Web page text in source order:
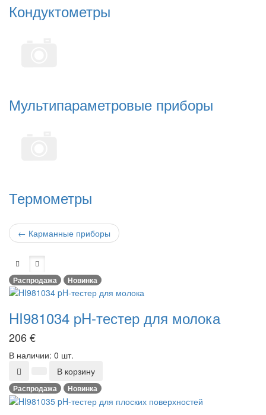
Кондуктометры
Мультипараметровые приборы
Термометры
← Карманные приборы
Распродажа Новинка
HI981034 pH-тестер для молока
206€
В наличии: 0 шт.
В корзину
Распродажа Новинка